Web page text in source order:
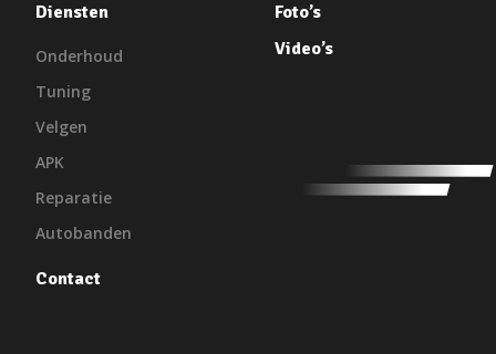
Diensten
Onderhoud
Tuning
Velgen
APK
Reparatie
Autobanden
Contact
Foto’s
Video’s